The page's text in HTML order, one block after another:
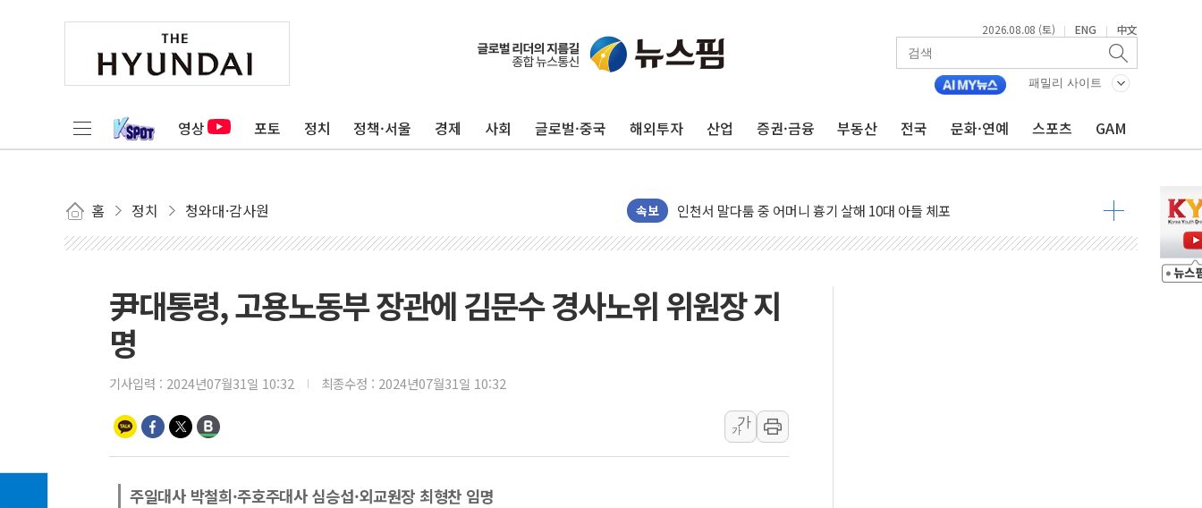
2026.08.08 (토) | ENG | 中文
패밀리 사이트
영상 포토 정치 정책·서울 경제 사회 글로벌·중국 해외투자 산업 증권·금융 부동산 전국 문화·연예 스포츠 GAM
홈 정치 청와대·감사원 속보
서울 중랑구 주택가서 흉기 난동…60대 남성 2명 숨져
李대통령 "결혼 때문에 손해 보는 일 없게"…'결혼 페널티' 22개 과제 손본다
추미애, '위안부' 피해자 기림의 날 참석..."국제적 시민 연대로 목소리 내야"
인천 선재도 갯벌서 해루질 중 실종 60대 나흘만에 숨진 채 발견
'화합' 꺼낸 김민석에 '뻔뻔' 받아친 정청래…제주 연설서 신경전 고조
李대통령, ISA 개편 재검토 지시…與 "적극 환영"·野 "졸속 국정"
연일 폭염에 온열질환 사망 23명…정부, 비상대응기구 가동
中 전방위 아파트 부양, 수도 베이징도 부동산 규제 철폐
청양 밭에서 일하던 90대 숨져…온열질환 여부 조사
폭염에 車 운전면허 기능시험 오전 집중 편성…체감온도 38도 넘으면 중단
尹대통령, 고용노동부 장관에 김문수 경사노위 위원장 지
명
기사입력 : 2024년07월31일 10:32 최종수정 : 2024년07월31일 10:32
가
가
주일대사 박철희·주호주대사 심승섭·외교원장 최형찬 임명